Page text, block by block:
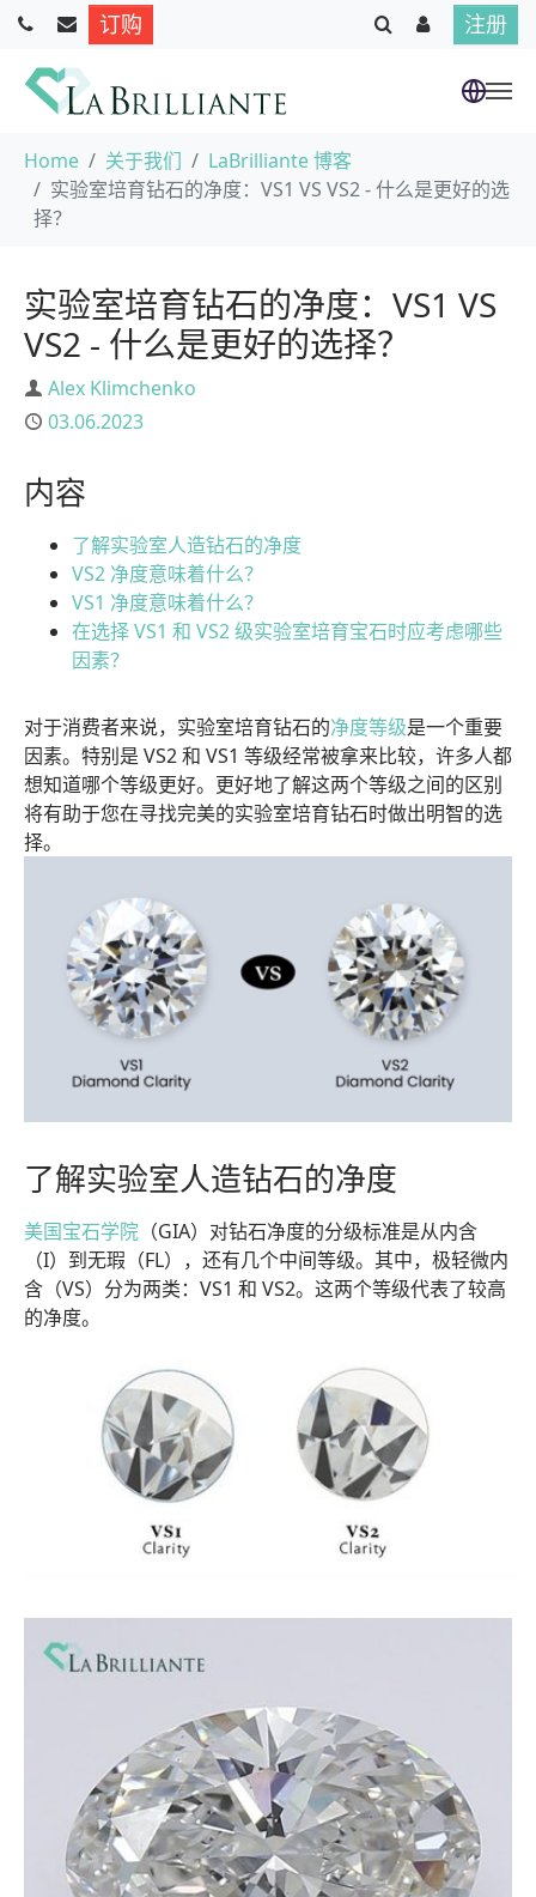
跳到主要内容
订购 注册
当前位置：
Home 关于我们
LaBrilliante 博客
实验室培育钻石的净度：VS1 VS VS2 - 什么是更好的选
择？
实验室培育钻石的净度：VS1 VS
VS2 - 什么是更好的选择？
作者
Alex Klimchenko
已发布
03.06.2023
内容
了解实验室人造钻石的净度
VS2 净度意味着什么？
VS1 净度意味着什么？
在选择 VS1 和 VS2 级实验室培育宝石时应考虑哪些
因素？
对于消费者来说，实验室培育钻石的净度等级是一个重要
因素。特别是 VS2 和 VS1 等级经常被拿来比较，许多人都
想知道哪个等级更好。更好地了解这两个等级之间的区别
将有助于您在寻找完美的实验室培育钻石时做出明智的选
择。
了解实验室人造钻石的净度
美国宝石学院 （GIA）对钻石净度的分级标准是从内含
（I）到无瑕（FL），还有几个中间等级。其中，极轻微内
含（VS）分为两类：VS1 和 VS2。这两个等级代表了较高
的净度。